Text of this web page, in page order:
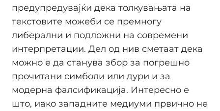
предупредувајќи дека толкувањата на
текстовите можеби се премногу
либерални и подложни на современи
интерпретации. Дел од нив сметаат дека
можно е да станува збор за погрешно
прочитани симболи или дури и за
модерна фалсификација. Интересно е
што, иако западните медиуми првично не